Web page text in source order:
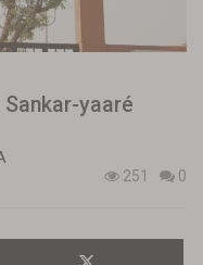
Sankar-yaaré
251
0